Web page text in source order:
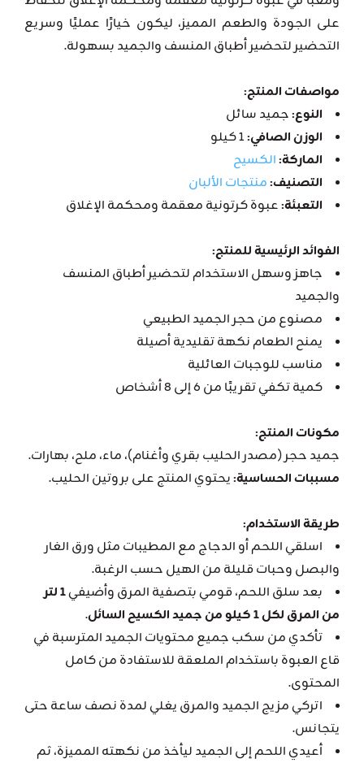
على الجودة والطعم المميز، ليكون خيارًا عمليًا وسريع
التحضير لتحضير أطباق المنسف والجميد بسهولة.
مواصفات المنتج:
النوع:جميد سائل
الوزن الصافي:
الماركة:الكسيح
التصنيف:منتجات الألبان
التعبئة:عبوة كرتونية معقمة ومحكمة الإغلاق
الفوائد الرئيسية للمنتج:
جاهز وسهل الاستخدام لتحضير أطباق المنسف
والجميد
مصنوع من حجر الجميد الطبيعي
يمنح الطعام نكهة تقليدية أصيلة
مناسب للوجبات العائلية
كمية تكفي تقريبًا من 6 إلى 8 أشخاص
مكونات المنتج:
جميد حجر (مصدر الحليب بقري وأغنام)، ماء، ملح، بهارات.
مسببات الحساسية:يحتوي المنتج على بروتين الحليب.
طريقة الاستخدام:
اسلقي اللحم أو الدجاج مع المطيبات مثل ورق الغار
والبصل وحبات قليلة من الهيل حسب الرغبة.
بعد سلق اللحم، قومي بتصفية المرق وأضيفي 1 لتر
من المرق لكل 1 كيلو من جميد الكسيح السائل
.
تأكدي من سكب جميع محتويات الجميد المترسبة في
قاع العبوة باستخدام الملعقة للاستفادة من كامل
المحتوى.
اتركي مزيج الجميد والمرق يغلي لمدة نصف ساعة حتى
يتجانس.
أعيدي اللحم إلى الجميد ليأخذ من نكهته المميزة، ثم